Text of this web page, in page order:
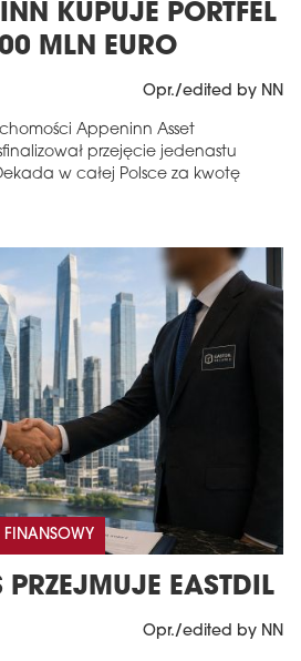
KUPUJE PORTFEL
MLN EURO
Opr./edited by NN
Appeninn Asset
przejęcie jedenastu
w całej Polsce za kwotę
FINANSOWY
PRZEJMUJE EASTDIL
Opr./edited by NN